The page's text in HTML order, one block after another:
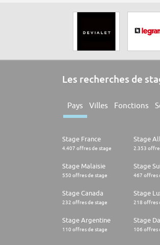
Les recherches de
Pays Villes Fonctions
Stage France
4.407 offres de stage
Stage
2.353
Stage Malaisie
550 offres de stage
Stage
467 offres
Stage Canada
232 offres de stage
Stage
218 offres
Stage Argentine
110 offres de stage
Stage
106 offres